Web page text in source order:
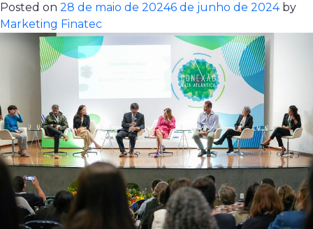
Posted on 28 de maio de 20246 de junho de 2024by
Marketing Finatec